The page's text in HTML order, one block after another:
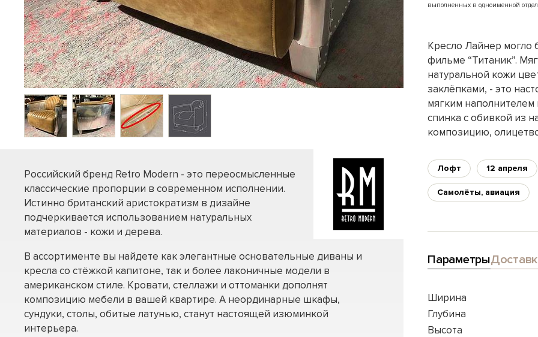
Российский бренд Retro Modern - это переосмысленные
классические пропорции в современном исполнении.
Истинно британский аристократизм в дизайне
подчеркивается использованием натуральных
материалов - кожи и дерева.
В ассортименте вы найдете как элегантные основательные диваны и
кресла со стёжкой капитоне, так и более лаконичные модели в
американском стиле. Кровати, стеллажи и оттоманки дополнят
композицию мебели в вашей квартире. А неординарные шкафы,
сундуки, столы, обитые латунью, станут настоящей изюминкой
интерьера.
выполненных в одноименной
Кресло Лайнер могло
фильме “Титаник”.
натуральной кожи
заклёпками, - это
мягким
спинка с обивкой из
композицию,
Лофт 12 апреля
Самолёты, авиация
Параметры
Ширина
Глубина
Высота